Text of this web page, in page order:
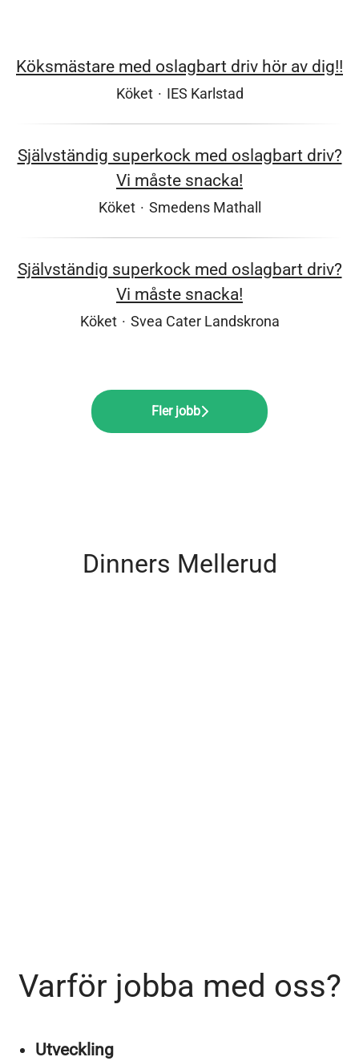
Köksmästare med oslagbart driv hör av dig!!
Köket · IES Karlstad
Självständig superkock med oslagbart driv?
Vi måste snacka!
Köket · Smedens Mathall
Självständig superkock med oslagbart driv?
Vi måste snacka!
Köket · Svea Cater Landskrona
Fler jobb
Dinners Mellerud
Varför jobba med oss?
Utveckling